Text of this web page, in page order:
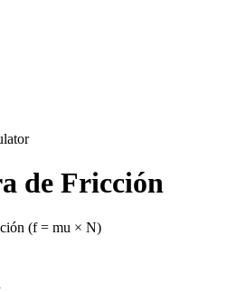
de Fricción
(f = mu × N)